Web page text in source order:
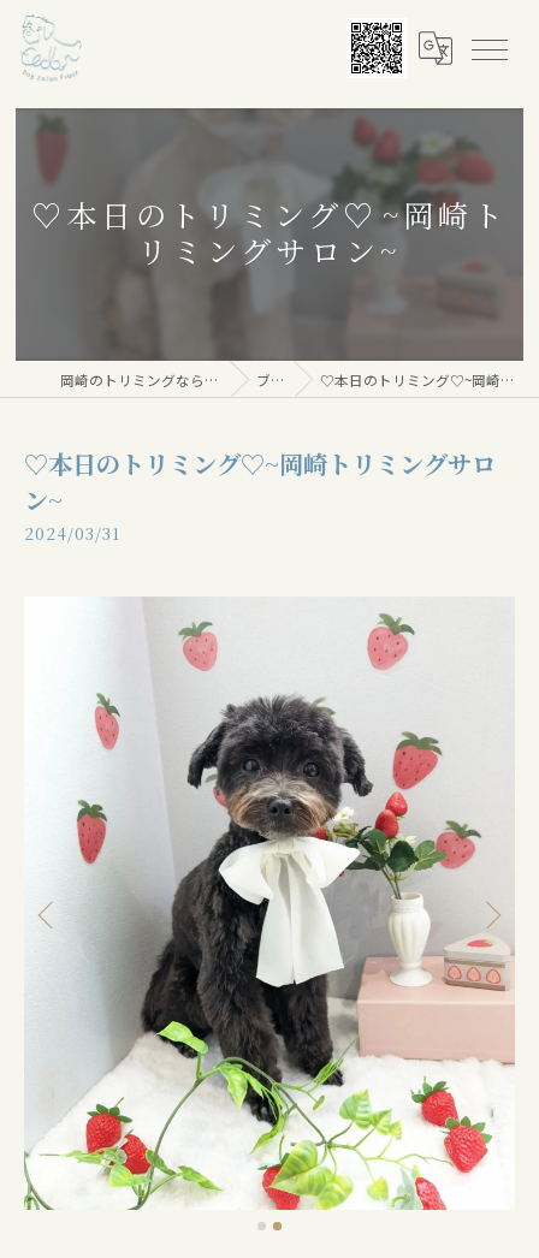
♡本日のトリミング♡⁠~岡崎ト
リミングサロン~
岡崎のトリミングならDog salon Floor ブログ ♡本日のトリミング♡⁠~岡崎トリミングサロン~
♡本日のトリミング♡⁠~岡崎トリミングサロ
ン~
2024/03/31